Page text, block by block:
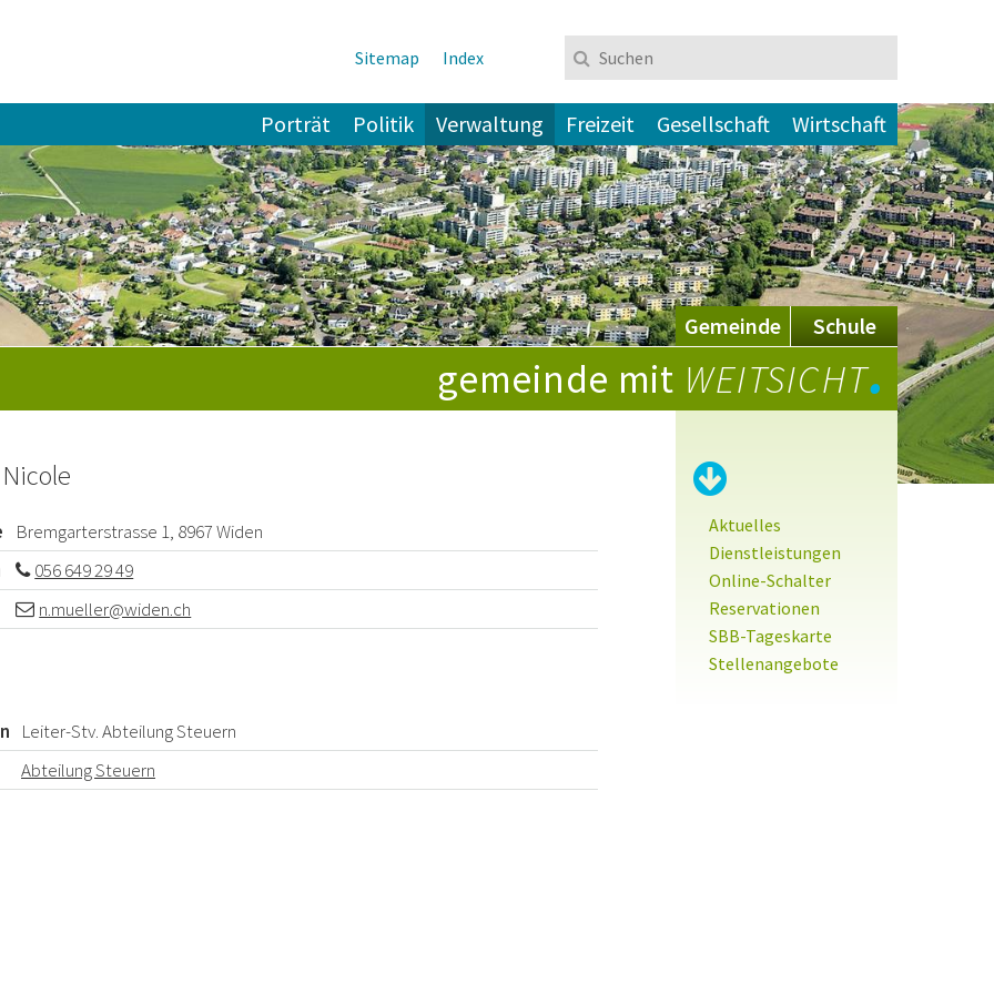
Sitemap Index Suchbegriff
Porträt Politik Verwaltung Freizeit Gesellschaft Wirtschaft
Gemeinde Schule
gemeinde mit WEITSICHT.
Bremgarterstrasse 1, 8967 Widen
056 649 29 49
n.mueller@widen.ch
Leiter-Stv. Abteilung Steuern
Abteilung Steuern
Sidebar
Aktuelles
Dienstleistungen
Online-Schalter
Reservationen
SBB-Tageskarte
Stellenangebote